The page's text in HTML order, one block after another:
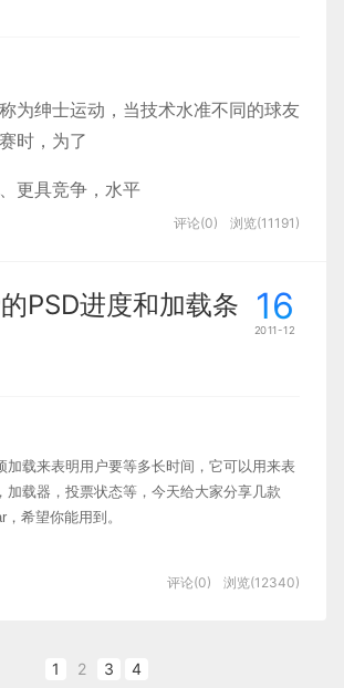
为第一步。
参与的潜力（您的路径，登录“dullery”），让我
的一年，是安全的假设，有很多人在网络上去后
了一个链接，分享他们的视频和接下来发生了什
为绅士运动，当技术水准不同的球友
时，为了
更具竞争，水平
赛的平均成绩-标准杆
评论(0) 浏览(11191)
16
2011-12
PSD进度和加载条
加载来表明用户要等多长时间，它可以用来表
加载器，投票状态等，今天给大家分享几款
希望你能用到。
评论(0) 浏览(12340)
1 2 3 4